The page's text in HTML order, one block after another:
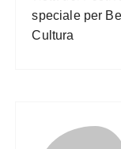
speciale per
Cultura